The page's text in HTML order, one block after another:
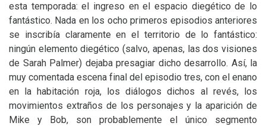
esta temporada: el ingreso en el espacio diegético de lo
fantástico. Nada en los ocho primeros episodios anteriores
se inscribía claramente en el territorio de lo fantástico:
ningún elemento diegético (salvo, apenas, las dos visiones
de Sarah Palmer) dejaba presagiar dicho desarrollo. Así, la
muy comentada escena final del episodio tres, con el enano
en la habitación roja, los diálogos dichos al revés, los
movimientos extraños de los personajes y la aparición de
Mike y Bob, son probablemente el único segmento